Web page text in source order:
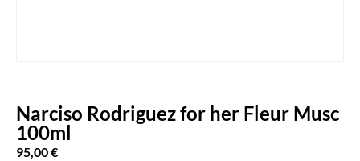
Narciso Rodriguez for her Fleur Musc
100ml
95,00€